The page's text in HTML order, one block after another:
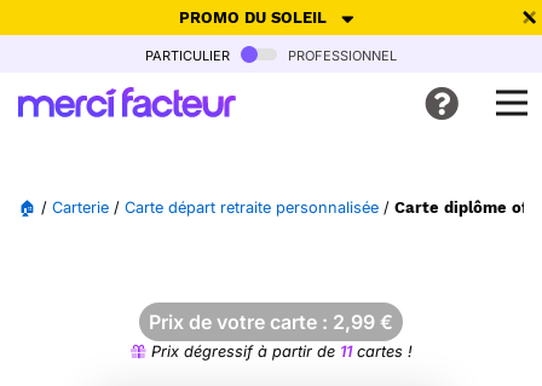
PROMO DU SOLEIL
-30% de réduction avec le code SUMMER26pour envoyer des
Ne plus afficher
particulier professionnel
🏠 / Carterie / Carte départ retraite personnalisée / Carte diplôme
Prix de votre carte : 2,99 €
Prix dégressif à partir de 11cartes !